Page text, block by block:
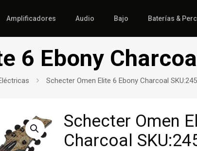
Amplificadores Audio Bajo Baterías &
6 Ebony
Schecter Omen Elite 6 Ebony Charcoal
Schecter Omen
Charcoal